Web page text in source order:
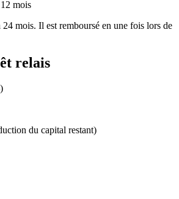
mois
mois. Il est remboursé en une fois lors de
relais
du capital restant)